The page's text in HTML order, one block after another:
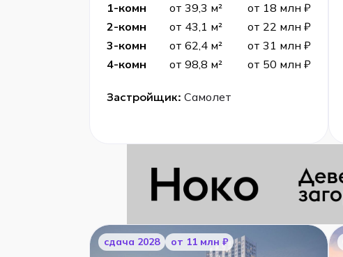
1-комн
от 39,3 м²
от 18 млн ₽
2-комн
от 43,1 м²
от 22 млн ₽
3-комн
от 62,4 м²
от 31 млн ₽
4-комн
от 98,8 м² от 50 млн ₽
Застройщик: Самолет
cдача 2028 от 11 млн ₽